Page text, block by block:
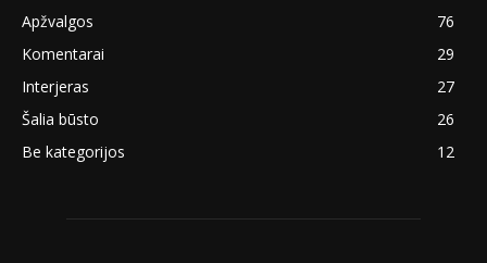
Apžvalgos
76
Komentarai
29
Interjeras
27
Šalia būsto
26
Be kategorijos
12